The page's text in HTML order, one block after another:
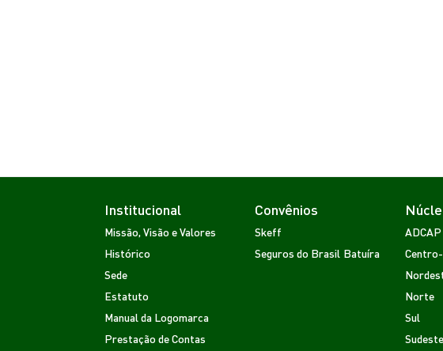
Institucional
Missão, Visão e Valores
Histórico
Sede
Estatuto
Manual da Logomarca
Prestação de Contas
Convênios
Skeff
Seguros do Brasil Batuíra
Norte
Sul
Sudeste